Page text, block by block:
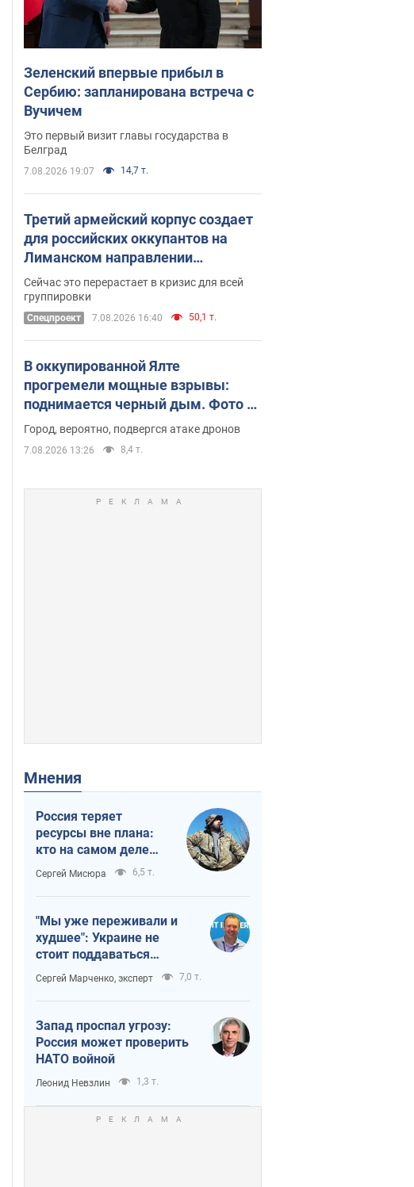
Зеленский впервые прибыл в
Сербию: запланирована встреча с
Вучичем
Это первый визит главы государства в
Белград
7.08.2026 19:07 14,7 т.
Третий армейский корпус создает
для российских оккупантов на
Лиманском направлении
критический дискомфорт: как это
удалось
Сейчас это перерастает в кризис для всей
группировки
Спецпроект 7.08.2026 16:40 50,1 т.
В оккупированной Ялте
прогремели мощные взрывы:
поднимается черный дым. Фото и
видео
Город, вероятно, подвергся атаке дронов
7.08.2026 13:26 8,4 т.
Мнения
Россия теряет
ресурсы вне плана:
кто на самом деле
диктует темп войны
Сергей Мисюра 6,5 т.
"Мы уже переживали и
худшее": Украине не
стоит поддаваться
отчаянию из-за
ракетного террора
Сергей Марченко, эксперт 7,0 т.
Запад проспал угрозу:
Россия может проверить
НАТО войной
Леонид Невзлин 1,3 т.